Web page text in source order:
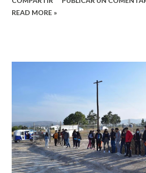
de Participación Cuidada de Oaxaca
falta que el IEEPCO le acepte su
primera vez que en Oaxaca surge la
independiente indígena, por lo que en el
de la oportunidad de competir, utilizará
pueblo, como son los petates y los
se encuentran en la comunidades de la
ll...
READ MORE »